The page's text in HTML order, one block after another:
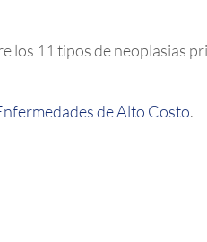
los 11 tipos de neoplasias
de Alto Costo.